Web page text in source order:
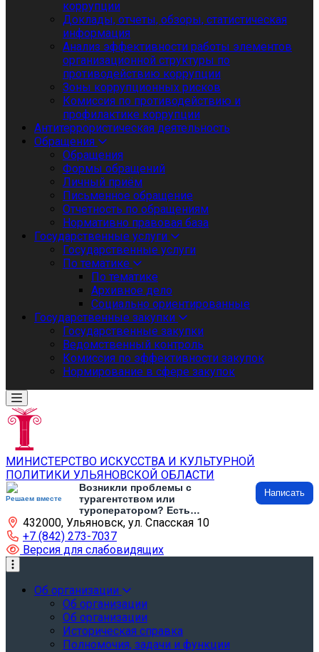
коррупции
Доклады, отчеты, обзоры, статистическая
информация
Анализ эффективности работы элементов
организационной структуры по
противодействию коррупции
Зоны коррупционных рисков
Комиссия по противодействию и
профилактике коррупции
Антитеррористическая деятельность
Обращения
Обращения
Формы обращений
Личный приём
Письменное обращение
Отчетность по обращениям
Нормативно правовая база
Государственные услуги
Государственные услуги
По тематике
По тематике
Архивное дело
Социально ориентированные
Государственные закупки
Государственные закупки
Ведомственный контроль
Комиссия по эффективности закупок
Нормирование в сфере закупок
МИНИСТЕРСТВО ИСКУССТВА И КУЛЬТУРНОЙ
ПОЛИТИКИ УЛЬЯНОВСКОЙ ОБЛАСТИ
Решаем вместе
Возникли проблемы с
турагентством или
туроператором? Есть
предложения по развитию
туризма и туристической
инфраструктуры? Напишите об
этом
Написать
432000, Ульяновск, ул. Спасская 10
+7 (842) 273-7037
Версия для слабовидящих
Об организации
Об организации
Об организации
Историческая справка
Полномочия, задачи и функции